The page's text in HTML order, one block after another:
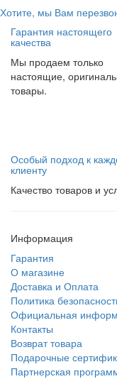
Хотите, мы Вам
Гарантия настоящего
качества
Мы продаем только
настоящие,
товары.
Особый подход к
клиенту
Качество товаров и
Информация
Гарантия
О магазине
Доставка и Оплата
Политика
Официальная
Контакты
Возврат товара
Подарочные
Партнерская